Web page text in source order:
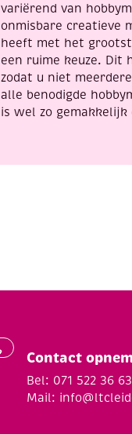
variërend van
onmisbare creatieve
heeft met het
een ruime keuze. Dit
zodat u niet
alle benodigde
is wel zo
Contact
Bel: 071 522 36 63
Mail: